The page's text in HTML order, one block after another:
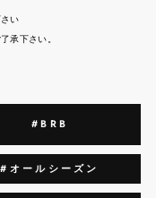
い
承下さい。
#BRB
#オールシーズン